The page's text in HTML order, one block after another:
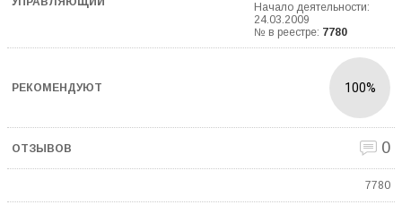
Начало деятельности:
24.03.2009
№ в реестре: 7780
100%
0
7780